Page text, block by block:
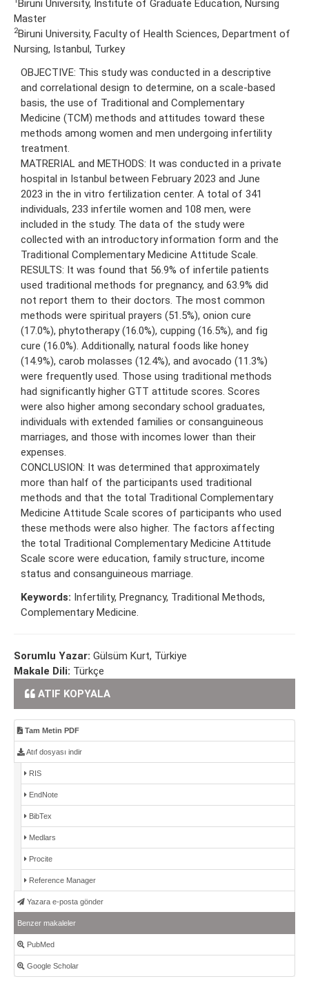
Biruni University, Institute of Graduate Education, Nursing
Master
2Biruni University, Faculty of Health Sciences, Department of
Nursing, Istanbul, Turkey
OBJECTIVE: This study was conducted in a descriptive
and correlational design to determine, on a scale-based
basis, the use of Traditional and Complementary
Medicine (TCM) methods and attitudes toward these
methods among women and men undergoing infertility
treatment.
MATRERIAL and METHODS: It was conducted in a private
hospital in Istanbul between February 2023 and June
2023 in the in vitro fertilization center. A total of 341
individuals, 233 infertile women and 108 men, were
included in the study. The data of the study were
collected with an introductory information form and the
Traditional Complementary Medicine Attitude Scale.
RESULTS: It was found that 56.9% of infertile patients
used traditional methods for pregnancy, and 63.9% did
not report them to their doctors. The most common
methods were spiritual prayers (51.5%), onion cure
(17.0%), phytotherapy (16.0%), cupping (16.5%), and fig
cure (16.0%). Additionally, natural foods like honey
(14.9%), carob molasses (12.4%), and avocado (11.3%)
were frequently used. Those using traditional methods
had significantly higher GTT attitude scores. Scores
were also higher among secondary school graduates,
individuals with extended families or consanguineous
marriages, and those with incomes lower than their
expenses.
CONCLUSION: It was determined that approximately
more than half of the participants used traditional
methods and that the total Traditional Complementary
Medicine Attitude Scale scores of participants who used
these methods were also higher. The factors affecting
the total Traditional Complementary Medicine Attitude
Scale score were education, family structure, income
status and consanguineous marriage.
Keywords: Infertility, Pregnancy, Traditional Methods,
Complementary Medicine.
Sorumlu Yazar: Gülsüm Kurt, Türkiye
Makale Dili: Türkçe
ATIF KOPYALA
Tam Metin PDF
Atıf dosyası indir
RIS
EndNote
BibTex
Medlars
Procite
Reference Manager
Yazara e-posta gönder
Benzer makaleler
PubMed
Google Scholar